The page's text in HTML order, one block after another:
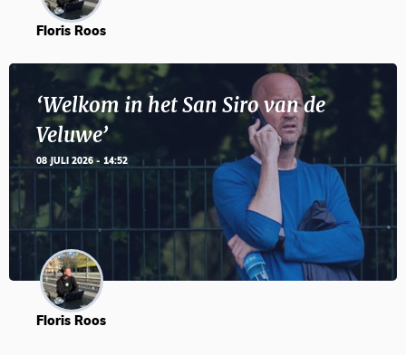
Floris Roos
‘Welkom in het San Siro van de
Veluwe’
08 JULI 2026 - 14:52
Floris Roos